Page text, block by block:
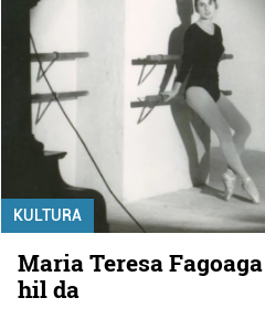
KULTURA
Maria Teresa
hil da